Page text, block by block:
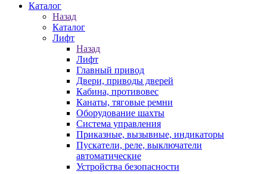
Каталог
Назад
Каталог
Лифт
Назад
Лифт
Главный привод
Двери, приводы дверей
Кабина, противовес
Канаты, тяговые ремни
Оборудование шахты
Система управления
Приказные, вызывные, индикаторы
Пускатели, реле, выключатели
автоматические
Устройства безопасности